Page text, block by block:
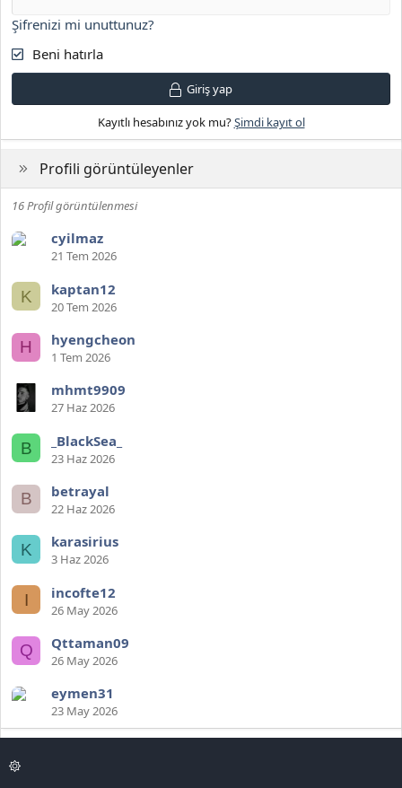
Şifrenizi mi unuttunuz?
Beni hatırla
Giriş yap
Kayıtlı hesabınız yok mu?Şimdi kayıt ol
Profili görüntüleyenler
16 Profil görüntülenmesi
cyilmaz
21 Tem 2026
K kaptan12
20 Tem 2026
H hyengcheon
1 Tem 2026
mhmt9909
27 Haz 2026
B _BlackSea_
23 Haz 2026
B betrayal
22 Haz 2026
K karasirius
3 Haz 2026
I incofte12
26 May 2026
Q Qttaman09
26 May 2026
eymen31
23 May 2026